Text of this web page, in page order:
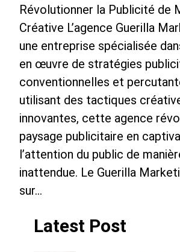
Révolutionner la Publicité de
Créative L’agence Guerilla
une entreprise spécialisée
en œuvre de stratégies
conventionnelles et
utilisant des tactiques
innovantes, cette agence
paysage publicitaire en
l’attention du public de
inattendue. Le Guerilla
sur…
Latest Post